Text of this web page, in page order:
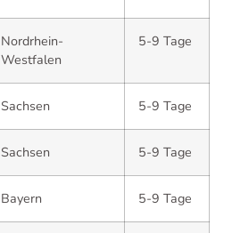
Nordrhein-
Westfalen
5-9 Tage
Sachsen 5-9 Tage
Sachsen 5-9 Tage
Bayern 5-9 Tage